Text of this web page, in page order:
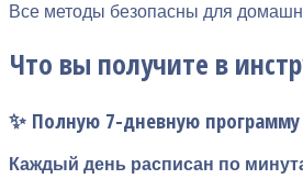
Все методы безопасны для
Что вы получите в
✨ Полную 7-дневную
Каждый день расписан по